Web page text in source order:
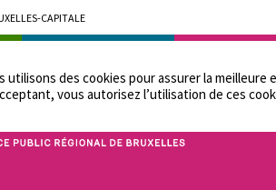
utilisons des cookies pour assurer la meilleure
vous autorisez lʼutilisation de ces
CAPITALE
Pouvoirs Locaux - Aller à la page d'accueil
NOTRE